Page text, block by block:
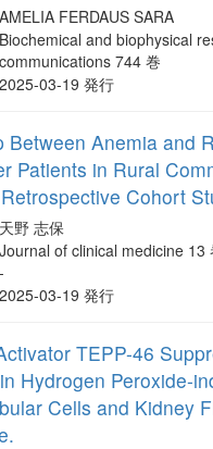
AMELIA FERDAUS SARA
Biochemical and biophysical
communications 744 巻
2025-03-19 発行
Between Anemia and
Patients in Rural
Cohort
天野 志保
Journal of clinical medicine 13
-
2025-03-19 発行
TEPP-46
Hydrogen Peroxide-
Cells and Kidney